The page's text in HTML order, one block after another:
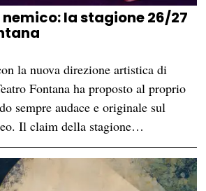
la stagione 26/27
la nuova direzione artistica di
Fontana ha proposto al proprio
sempre audace e originale sul
Il claim della stagione…